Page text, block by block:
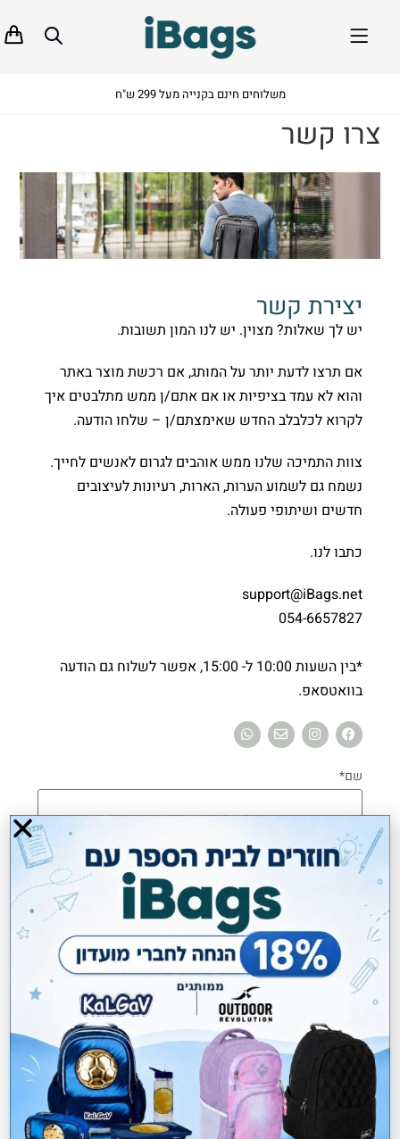
משלוחים חינם בקנייה מעל 299 ש"ח
צרו קשר
יצירת קשר
יש לך שאלות? מצוין. יש לנו המון תשובות.
אם תרצו לדעת יותר על המותג, אם רכשת מוצר באתר
והוא לא עמד בציפיות או אם אתם/ן ממש מתלבטים איך
לקרוא לכלבלב החדש שאימצתם/ן – שלחו הודעה.
צוות התמיכה שלנו ממש אוהבים לגרום לאנשים לחייך.
נשמח גם לשמוע הערות, הארות, רעיונות לעיצובים
חדשים ושיתופי פעולה.
כתבו לנו.
support@iBags.net
054-6657827
*בין השעות 10:00 ל- 15:00, אפשר לשלוח גם הודעה
בוואטסאפ.
שם*
אימייל*
מה השאלה שלך*
שליחה